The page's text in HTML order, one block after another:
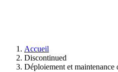
Accueil
Discontinued
Déploiement et maintenance